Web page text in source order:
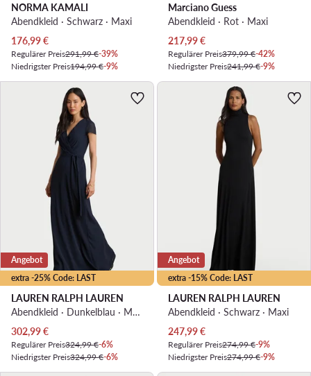
NORMA KAMALI
Abendkleid · Schwarz · Maxi
Aktueller Preis
176,99€
Regulärer Preis291,99 €-39%
Niedrigster Preis194,99 €-9%
Marciano Guess
Abendkleid · Rot · Maxi
Aktueller Preis
217,99€
Regulärer Preis379,99 €-42%
Niedrigster Preis241,99 €-9%
extra -25% Code: LAST
Angebot
LAUREN RALPH LAUREN
Abendkleid · Dunkelblau · Maxi
Aktueller Preis
302,99€
Regulärer Preis324,99 €-6%
Niedrigster Preis324,99 €-6%
extra -15% Code: LAST
Angebot
LAUREN RALPH LAUREN
Abendkleid · Schwarz · Maxi
Aktueller Preis
247,99€
Regulärer Preis274,99 €-9%
Niedrigster Preis274,99 €-9%